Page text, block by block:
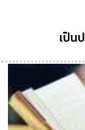
เป็น